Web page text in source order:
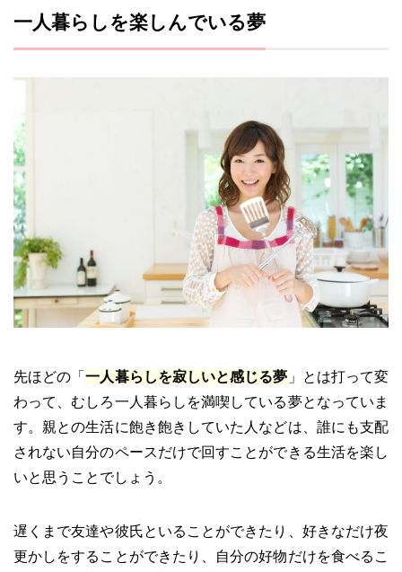
一人暮らしを楽しんでいる夢
先ほどの「一人暮らしを寂しいと感じる夢 」とは打って変
わって、むしろ一人暮らしを満喫している夢となっていま
す。親との生活に飽き飽きしていた人などは、誰にも支配
されない自分のペースだけで回すことができる生活を楽し
いと思うことでしょう。
遅くまで友達や彼氏といることができたり、好きなだけ夜
更かしをすることができたり、自分の好物だけを食べるこ